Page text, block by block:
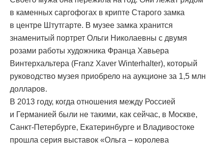
в каменных саргофогах в крипте Старого замка
в центре Штутгарте. В музее замка хранится
знаменитый портрет Ольги Николаевны с двумя
розами работы художника Франца Хавьера
Винтерхальтера (Franz Xaver Winterhalter), который
руководство музея приобрело на аукционе за 1,5 млн
долларов.
В 2013 году, когда отношения между Россией
и Германией были не такими, как сейчас, в Москве,
Санкт-Петербурге, Екатеринбурге и Владивостоке
прошла серия выставок «Ольга – королева